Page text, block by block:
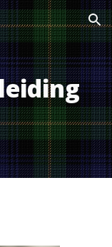
Skip to navigation